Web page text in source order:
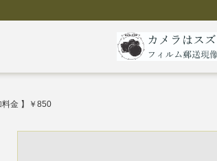
料金 】￥850